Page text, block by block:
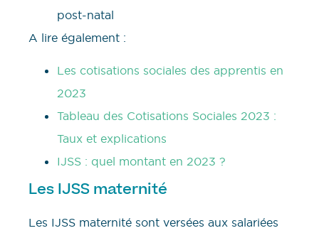
post-natal
A lire également :
Les cotisations sociales des apprentis en
2023
Tableau des Cotisations Sociales 2023 :
Taux et explications
IJSS : quel montant en 2023 ?
Les IJSS maternité
Les IJSS maternité sont versées aux salariées